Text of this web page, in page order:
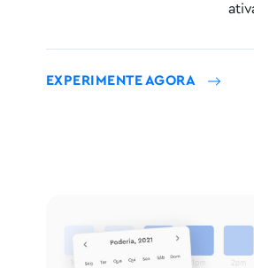
EXPERIMENTE AGORA